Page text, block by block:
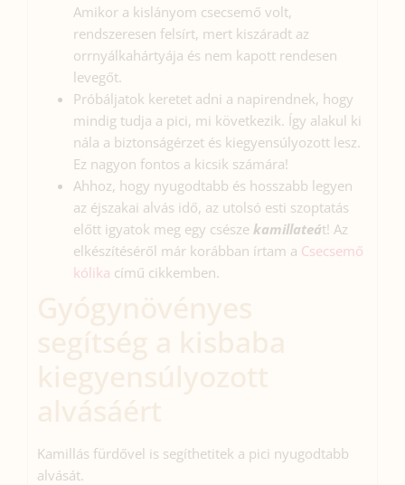
Amikor a kislányom csecsemő volt,
rendszeresen felsírt, mert kiszáradt az
orrnyálkahártyája és nem kapott rendesen
levegőt.
Próbáljatok keretet adni a napirendnek, hogy
mindig tudja a pici, mi következik. Így alakul ki
nála a biztonságérzet és kiegyensúlyozott lesz.
Ez nagyon fontos a kicsik számára!
Ahhoz, hogy nyugodtabb és hosszabb legyen
az éjszakai alvás idő, az utolsó esti szoptatás
előtt igyatok meg egy csésze kamillateát! Az
elkészítéséről már korábban írtam a Csecsemő
kólika című cikkemben.
Kamillás fürdővel is segíthetitek a pici nyugodtabb
alvását.